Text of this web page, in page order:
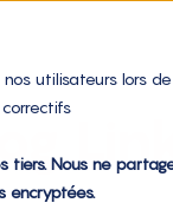
utilisateurs lors
tiers. Nous ne
encryptées.